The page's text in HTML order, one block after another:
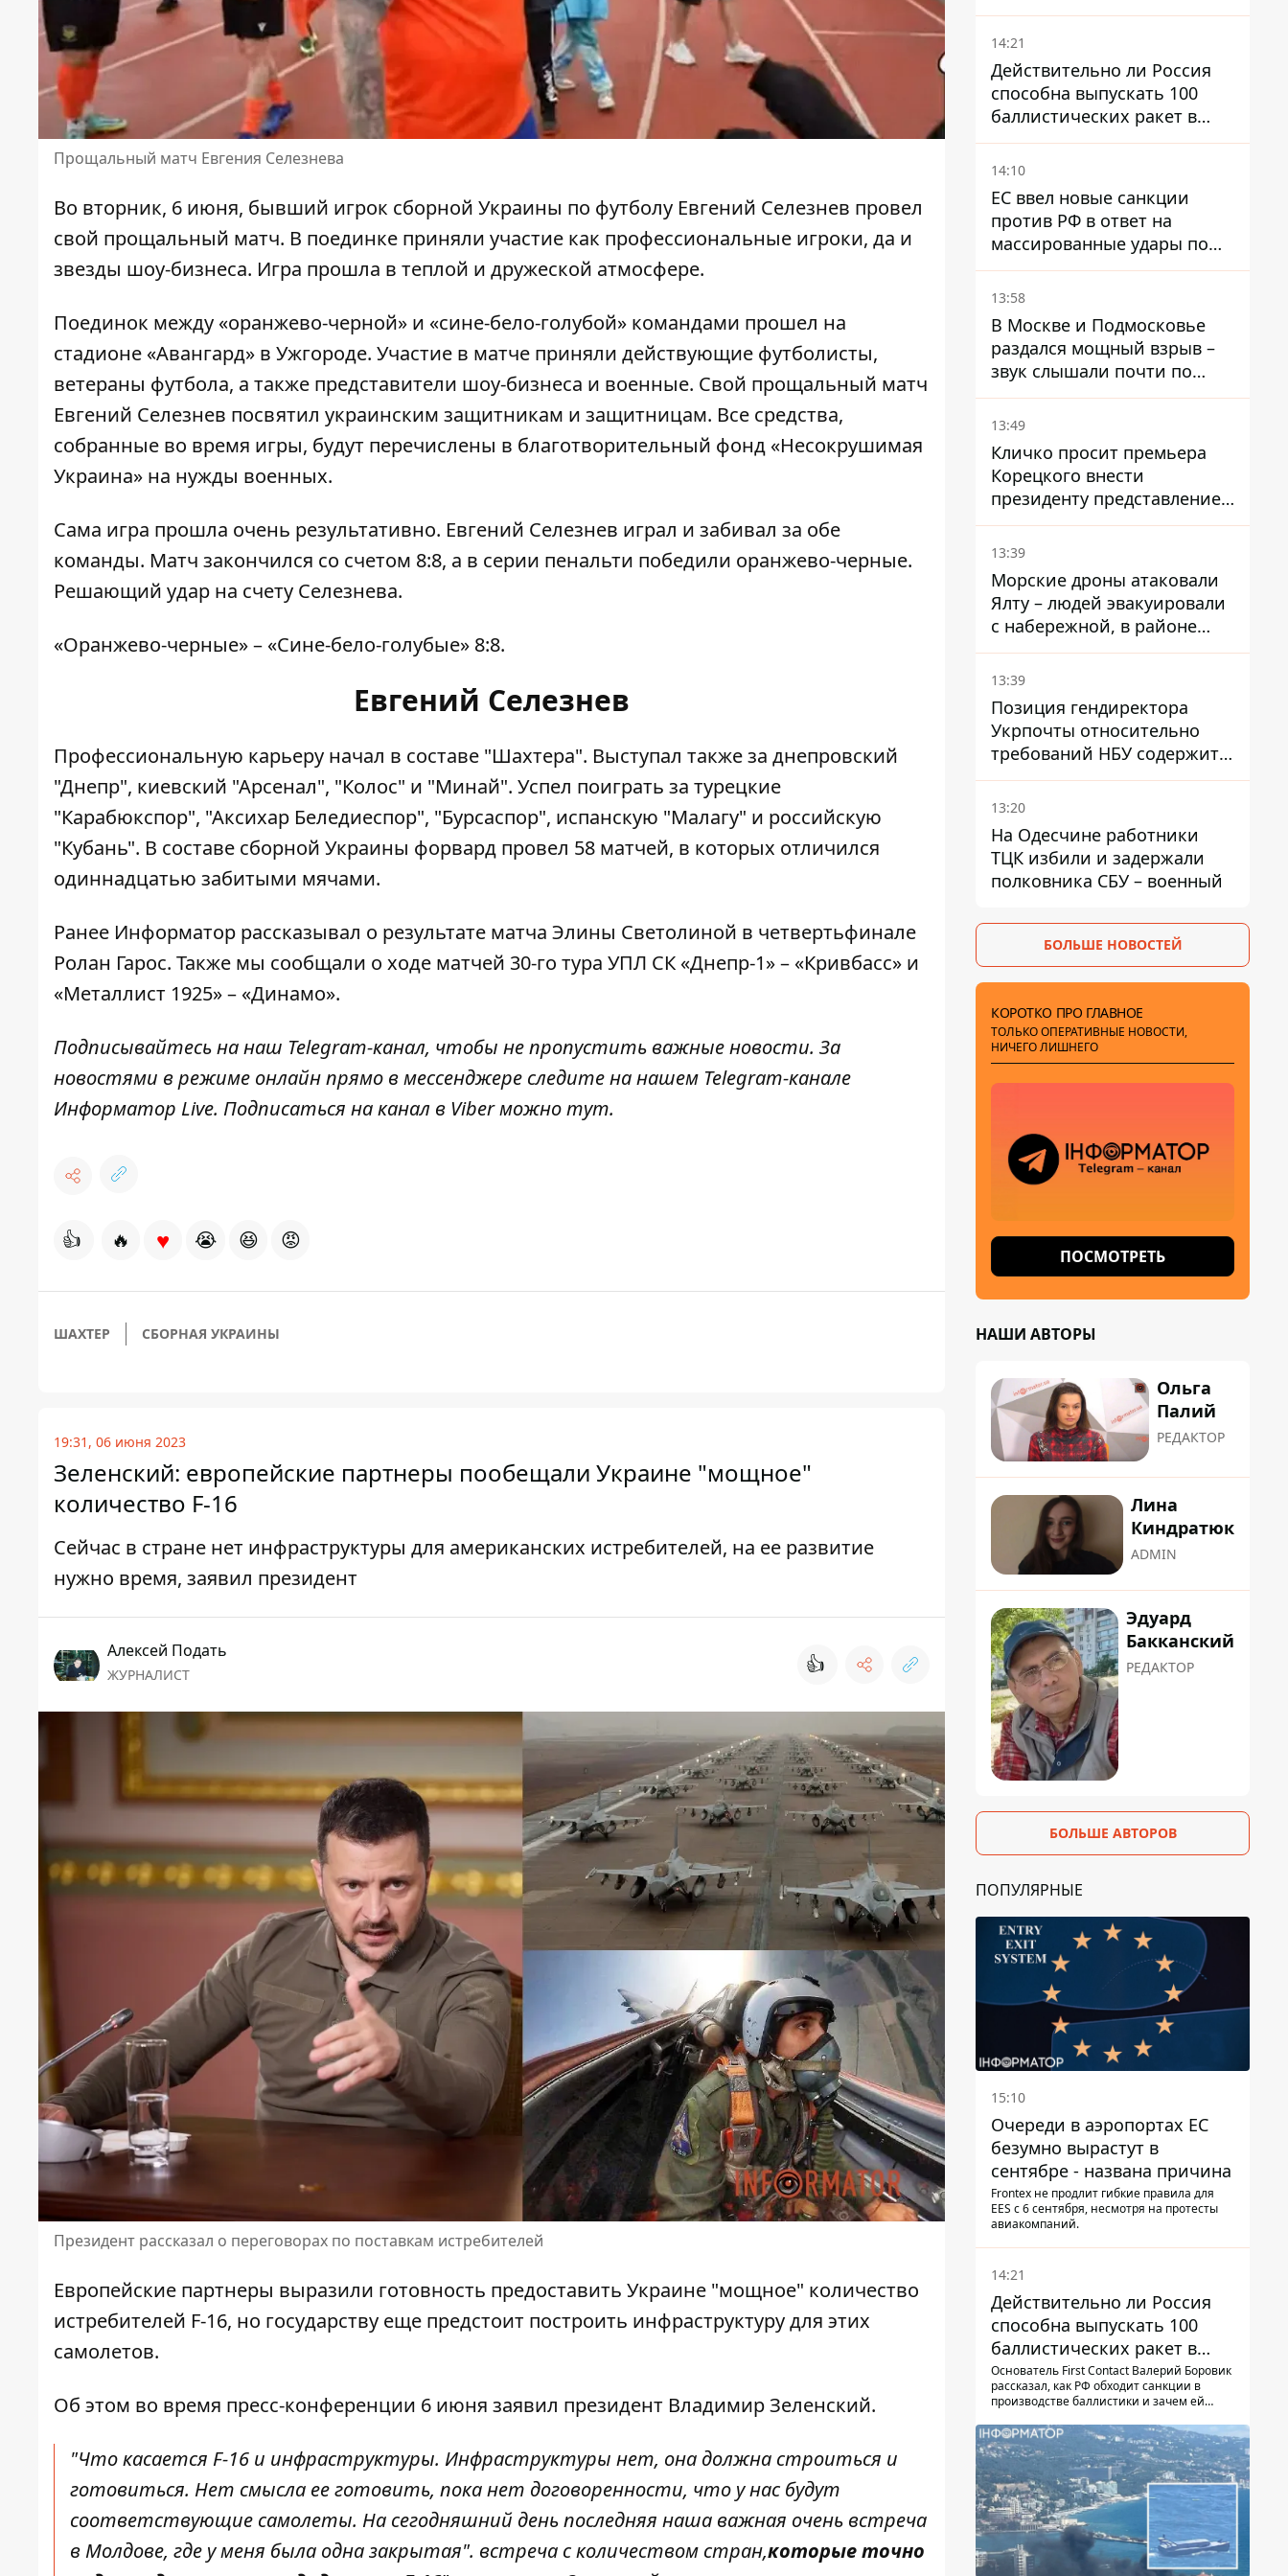
Прощальный матч Евгения Селезнева
Во вторник, 6 июня, бывший игрок сборной Украины по футболу Евгений Селезнев провел
свой прощальный матч. В поединке приняли участие как профессиональные игроки, да и
звезды шоу-бизнеса. Игра прошла в теплой и дружеской атмосфере.
Поединок между «оранжево-черной» и «сине-бело-голубой» командами прошел на
стадионе «Авангард» в Ужгороде. Участие в матче приняли действующие футболисты,
ветераны футбола, а также представители шоу-бизнеса и военные. Свой прощальный матч
Евгений Селезнев посвятил украинским защитникам и защитницам. Все средства,
собранные во время игры, будут перечислены в благотворительный фонд «Несокрушимая
Украина» на нужды военных.
Сама игра прошла очень результативно. Евгений Селезнев играл и забивал за обе
команды. Матч закончился со счетом 8:8, а в серии пенальти победили оранжево-черные.
Решающий удар на счету Селезнева.
«Оранжево-черные» – «Сине-бело-голубые» 8:8.
Евгений Селезнев
Профессиональную карьеру начал в составе "Шахтера". Выступал также за днепровский
"Днепр", киевский "Арсенал", "Колос" и "Минай". Успел поиграть за турецкие
"Карабюкспор", "Аксихар Беледиеспор", "Бурсаспор", испанскую "Малагу" и российскую
"Кубань". В составе сборной Украины форвард провел 58 матчей, в которых отличился
одиннадцатью забитыми мячами.
Ранее Информатор рассказывал о результате матча Элины Светолиной в четвертьфинале
Ролан Гарос. Также мы сообщали о ходе матчей 30-го тура УПЛ СК «Днепр-1» – «Кривбасс» и
«Металлист 1925» – «Динамо».
Подписывайтесь на наш Telegram-канал, чтобы не пропустить важные новости. За
новостями в режиме онлайн прямо в мессенджере следите на нашем Telegram-канале
Информатор Live. Подписаться на канал в Viber можнотут.
👍 🔥 ♥ 😭 😆 😡
ШАХТЕР СБОРНАЯ УКРАИНЫ
19:31, 06 июня 2023
Зеленский: европейские партнеры пообещали Украине "мощное"
количество F-16
Сейчас в стране нет инфраструктуры для американских истребителей, на ее развитие
нужно время, заявил президент
Алексей Подать
ЖУРНАЛИСТ 👍
Президент рассказал о переговорах по поставкам истребителей
Европейские партнеры выразили готовность предоставить Украине "мощное" количество
истребителей F-16, но государству еще предстоит построить инфраструктуру для этих
самолетов.
Об этом во время пресс-конференции 6 июня заявил президент Владимир Зеленский.
"Что касается F-16 и инфраструктуры. Инфраструктуры нет, она должна строиться и
готовиться. Нет смысла ее готовить, пока нет договоренности, что у нас будут
соответствующие самолеты. На сегодняшний день последняя наша важная очень встреча
в Молдове, где у меня была одна закрытая". встреча с количеством стран,которые точно
предприятие возместило
убытки
14:21
Действительно ли Россия
способна выпускать 100
баллистических ракет в
месяц и что с этим делать
14:10
ЕС ввел новые санкции
против РФ в ответ на
массированные удары по
Украине - Каллас раскрыла
детали
13:58
В Москве и Подмосковье
раздался мощный взрыв –
звук слышали почти по
всей области
13:49
Кличко просит премьера
Корецкого внести
президенту представление
на увольнение властелина
Троещины Бахматова
13:39
Морские дроны атаковали
Ялту – людей эвакуировали
с набережной, в районе
порта сообщают о пожаре
13:39
Позиция гендиректора
Укрпочты относительно
требований НБУ содержит
серьезные нестыковки –
депутат Ольга Василевская-
13:20
На Одесчине работники
ТЦК избили и задержали
полковника СБУ – военный
БОЛЬШЕ НОВОСТЕЙ
КОРОТКО ПРО ГЛАВНОЕ
ТОЛЬКО ОПЕРАТИВНЫЕ НОВОСТИ,
НИЧЕГО ЛИШНЕГО
ПОСМОТРЕТЬ
НАШИ АВТОРЫ
Ольга
Палий
РЕДАКТОР
Лина
Киндратюк
ADMIN
Эдуард
Бакканский
РЕДАКТОР
БОЛЬШЕ АВТОРОВ
ПОПУЛЯРНЫЕ
15:10
Очереди в аэропортах ЕС
безумно вырастут в
сентябре - названа причина
Frontex не продлит гибкие правила для
EES с 6 сентября, несмотря на протесты
авиакомпаний.
14:21
Действительно ли Россия
способна выпускать 100
баллистических ракет в
месяц и что с этим делать
Основатель First Contact Валерий Боровик
рассказал, как РФ обходит санкции в
производстве баллистики и зачем ей